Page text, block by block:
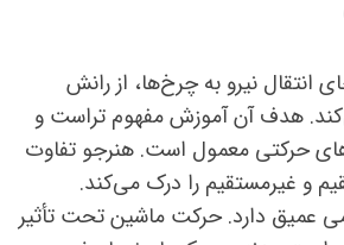
انتقال نیرو به چرخ‌ها، از رانش
هدف آن آموزش مفهوم تراست و
حرکتی معمول است. هنرجو تفاوت
و غیرمستقیم را درک می‌کند.
عمیق دارد. حرکت ماشین تحت تأثیر